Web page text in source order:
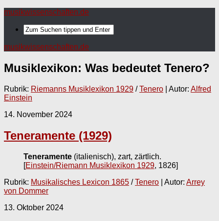
musikwissenschaften.de
musikwissenschaften.de
Musiklexikon: Was bedeutet Tenero?
Rubrik: Riemanns Musiklexikon 1929 /Tenero | Autor: Alfred
Einstein
14. November 2024
Teneramente (1929)
Teneramente (italienisch), zart, zärtlich.
[Einstein/Riemann Musiklexikon 1929, 1826]
Rubrik: Musikalisches Lexicon 1865 /Tenero | Autor: Arrey
von Dommer
13. Oktober 2024